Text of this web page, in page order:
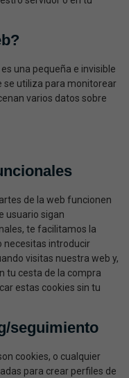
una pequeña e invisible
se utiliza para monitorear
varios datos sobre
de la web funcionen
usuario sigan
te facilitamos la
necesitas introducir
visitas nuestra web y,
tu cesta de la compra
estas cookies sin tu
seguimiento
cookies, o cualquier
para crear perfiles de